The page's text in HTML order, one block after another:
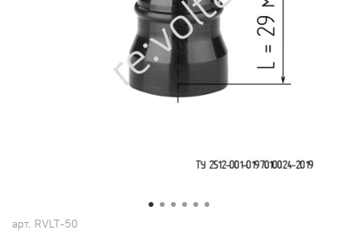
арт. RVLT-50